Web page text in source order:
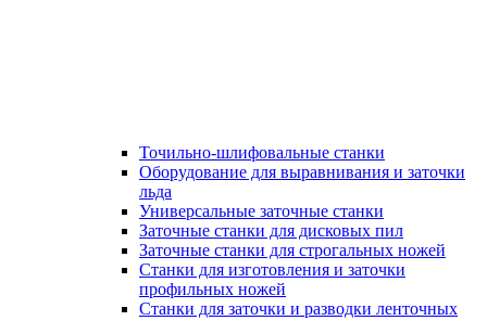
Точильно-шлифовальные станки
Оборудование для выравнивания и заточки
льда
Универсальные заточные станки
Заточные станки для дисковых пил
Заточные станки для строгальных ножей
Станки для изготовления и заточки
профильных ножей
Станки для заточки и разводки ленточных